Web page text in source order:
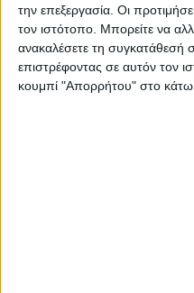
την επεξεργασία. Οι
τον ιστότοπο. Μπορείτε να
ανακαλέσετε τη συγκατάθεσή
επιστρέφοντας σε αυτόν τον
κουμπί "Απορρήτου" στο κάτω